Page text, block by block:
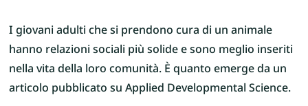
I giovani adulti che si prendono cura di un animale
hanno relazioni sociali più solide e sono meglio inseriti
nella vita della loro comunità. È quanto emerge da un
articolo pubblicato su Applied Developmental Science.